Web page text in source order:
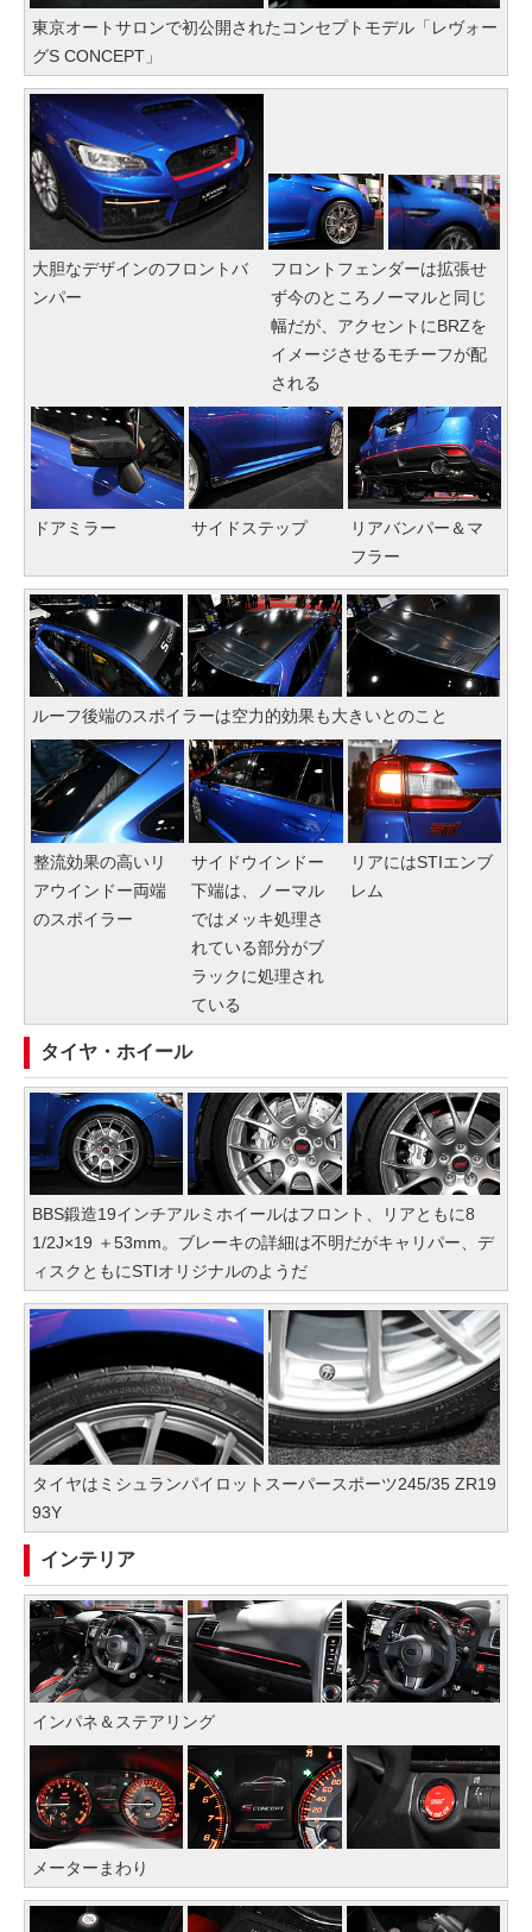
東京オートサロンで初公開されたコンセプトモデル「レヴォー
グS CONCEPT」
大胆なデザインのフロントバ
ンパー
フロントフェンダーは拡張せ
ず今のところノーマルと同じ
幅だが、アクセントにBRZを
イメージさせるモチーフが配
される
ドアミラー サイドステップ
リアバンパー＆マ
フラー
ルーフ後端のスポイラーは空力的効果も大きいとのこと
整流効果の高いリ
アウインドー両端
のスポイラー
サイドウインドー
下端は、ノーマル
ではメッキ処理さ
れている部分がブ
ラックに処理され
ている
リアにはSTIエンブ
レム
タイヤ・ホイール
BBS鍛造19インチアルミホイールはフロント、リアともに8
1/2J×19 ＋53mm。ブレーキの詳細は不明だがキャリパー、デ
ィスクともにSTIオリジナルのようだ
タイヤはミシュランパイロットスーパースポーツ245/35 ZR19
93Y
インテリア
インパネ＆ステアリング
メーターまわり